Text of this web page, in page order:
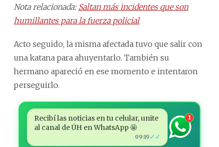
Nota relacionada: Saltan más incidentes que son
humillantes para la fuerza policial
Acto seguido, la misma afectada tuvo que salir con
una katana para ahuyentarlo. También su
hermano apareció en ese momento e intentaron
perseguirlo.
Recibí las noticias en tu celular, unite
al canal de ÚH en WhatsApp 🤩
09:19 ✓✓
1